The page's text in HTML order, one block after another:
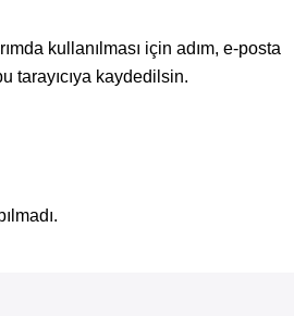
kullanılması için adım, e-posta
tarayıcıya kaydedilsin.